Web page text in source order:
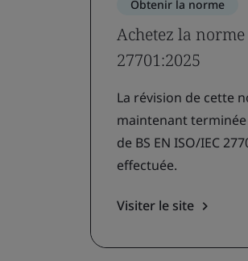
Obtenir la norme
Achetez la norme
27701:2025
La révision de cette
maintenant
de BS EN ISO/IEC
effectuée.
Visiter le site